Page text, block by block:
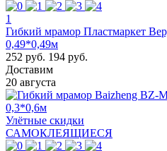
1
Гибкий мрамор Пластмаркет
0,49*0,49м
252 руб. 194 руб.
Доставим
20 августа
Улётные скидки
САМОКЛЕЯЩИЕСЯ